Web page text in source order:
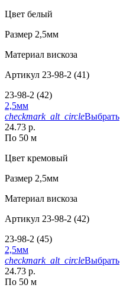
Цвет белый
Размер 2,5мм
Материал вискоза
Артикул 23-98-2 (41)
23-98-2 (42)
2,5мм
checkmark_alt_circleВыбрать
24.73 р.
По 50 м
Цвет кремовый
Размер 2,5мм
Материал вискоза
Артикул 23-98-2 (42)
23-98-2 (45)
2,5мм
checkmark_alt_circleВыбрать
24.73 р.
По 50 м